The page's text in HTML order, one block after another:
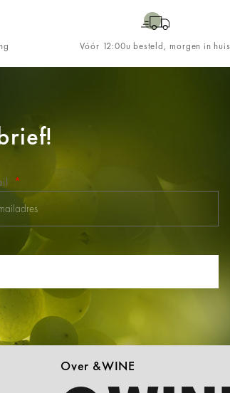
Vóór 12:00u besteld, morgen in huis
Over &WINE